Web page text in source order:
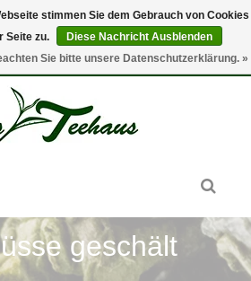
geschält
stimmen Sie dem Gebrauch von Cookies
Seite zu.
Diese Nachricht Ausblenden
Sie bitte unsere Datenschutzerklärung. »